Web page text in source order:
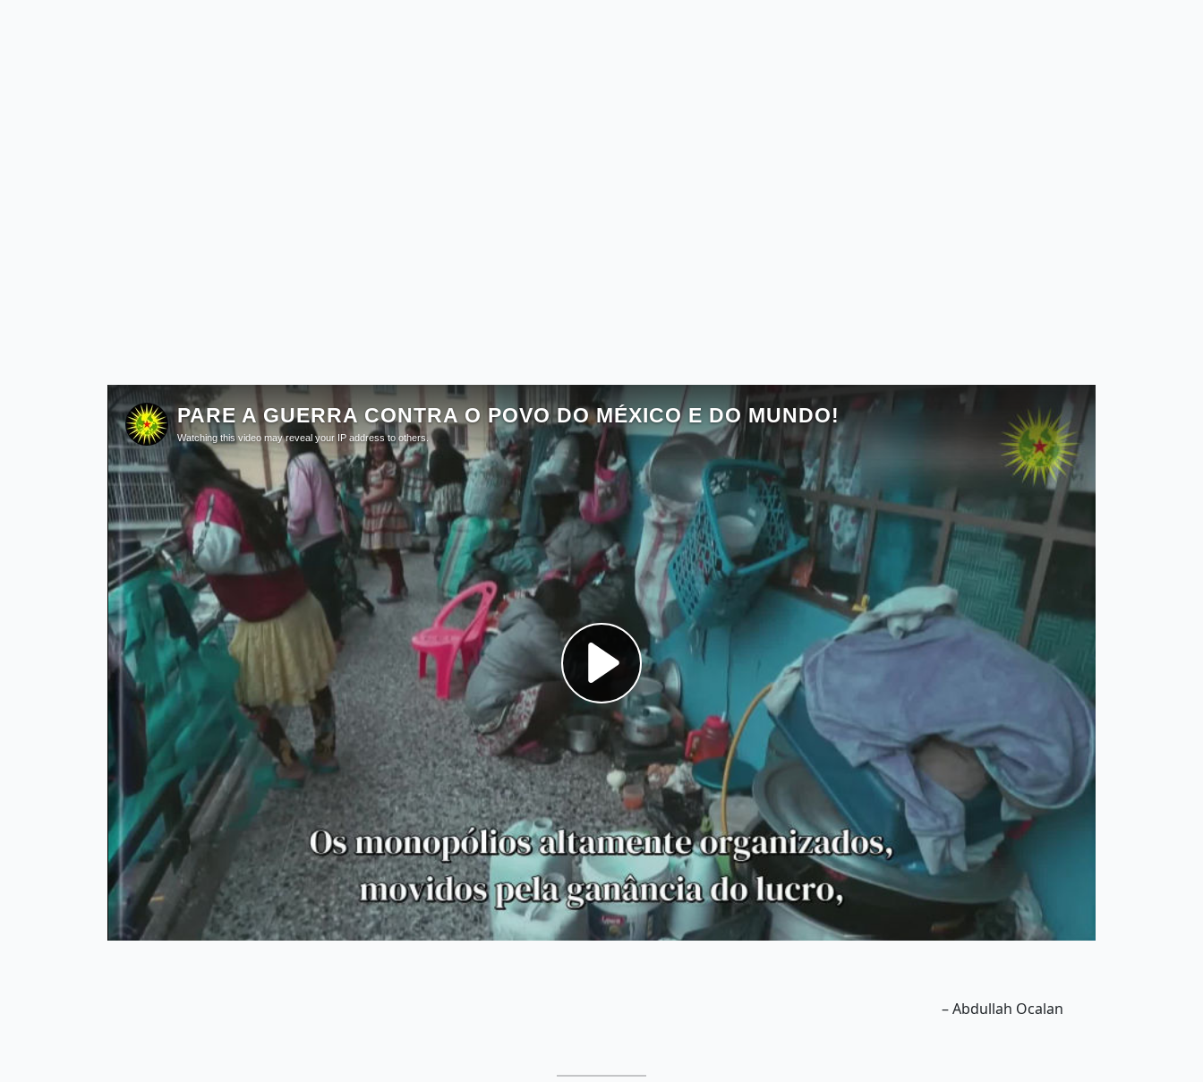
Movimentos Culturais: A Vingança da Tradição sobre o Estado-Nação
Em todo o período da civilização, nunca houve falta de movimentos culturais. A razão pela qual eles são mencionados com frequência
durante o período pós-moderno está relacionada à dissolução das fronteiras dos estados-nação. Também seria apropriado chamar
esses movimentos culturais de rebeliões das tradições culturais. Durante o processo em que o Estado-nação, sendo essa a nação
baseada em uma etnia, religião, denominação ou alguma característica do grupo dominante – tentou homogeneizar a sociedade,
muitas tradições e culturas foram eliminadas por genocídio ou assimilação. Todas as entidades históricas, culturas e tradições foram
sacrificadas a um nacionalismo sem significado para as sociedades originárias, com base em “um idioma, uma bandeira, uma nação,
uma pátria, um estado, um hino e uma cultura”, servindo para ocultar a concentração dos monopólios comerciais, industriais,
financeiros e de poder da modernidade nos estados-nações. Esse processo continuou por duzentos anos com toda a velocidade e
talvez tenha sido o período de guerra mais longo e violento da história. Ele causou a destruição em massa de culturas e tradições que
existiam a milhares de anos. Os monopólios altamente organizados, movidos pela ganância do lucro, não sentiram nenhuma dor com a
perda das tradições e culturas originárias.
Quando alguns movimentos anti-sistemicos romperam com a “prisão de ferro” da modernidade, essas culturas e tradições, que
estavam à beira da extinção e, em sua maioria, confinadas a uma existência marginal, começaram a florescer e a se multiplicar
novamente, como flores desabrochando após a chuva no deserto. Mesmo as correntes e etapas dos movimentos de libertação
nacional que resistiram ao colonialismo capitalista, também sofreram o impacto da modernididade capitalista. De qualquer forma, as
tradições e culturas são resistências em si mesmas. Elas serão destruídas ou sobreviverão, porque seu caráter é tal que não podem
viver junto ao colonialismo capitalista. O fascismo dos estados-nação não levou em conta essa realidade. Suprimi-las, até mesmo
assimilá-las, não significa necessariamente que deixarão de existir. A resistência das culturas é uma reminiscência das flores que
desabrocham, perfurando rochas para provar sua existência, e isso é evidenciado pelo fato de que elas continuam a alcançar a luz do
dia, rompendo o concreto da modernidade que foi derramado sobre elas.
– Abdullah Ocalan